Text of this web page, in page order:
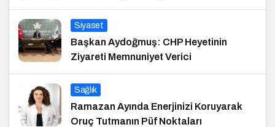
Siyaset
Başkan Aydoğmuş: CHP Heyetinin
Ziyareti Memnuniyet Verici
Sağlık
Ramazan Ayında Enerjinizi Koruyarak
Oruç Tutmanın Püf Noktaları